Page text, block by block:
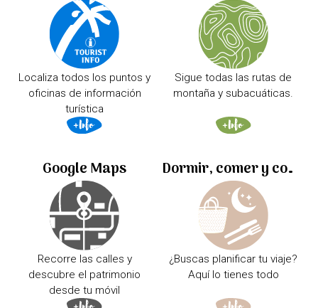
Localiza todos los puntos y
oficinas de información
turística
Sigue todas las rutas de
montaña y subacuáticas.
Google Maps
Recorre las calles y
descubre el patrimonio
desde tu móvil
Dormir, comer y comprar
¿Buscas planificar tu viaje?
Aquí lo tienes todo